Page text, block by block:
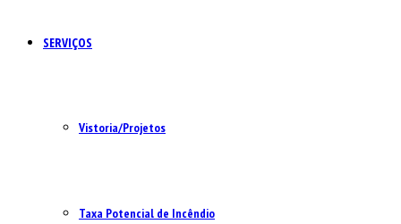
SERVIÇOS
Vistoria/Projetos
Taxa Potencial de Incêndio